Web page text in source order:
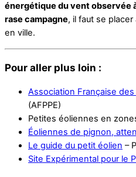
énergétique du vent observée
rase campagne, il faut se
en ville.
Pour aller plus loin :
Association Française
(AFPPE)
Petites éoliennes en
Éoliennes de pignon,
Le guide du petit éolien –
Site Expérimental pour le